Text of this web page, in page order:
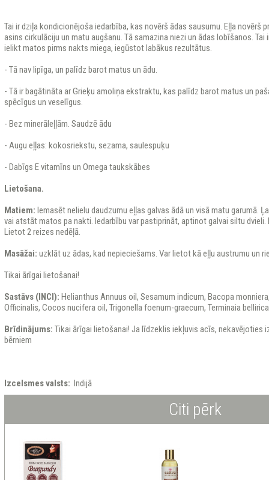
Tai ir dziļa kondicionējoša iedarbība, kas novērš ādas sausumu. Eļļa novērš
asins cirkulāciju un matu augšanu. Tā samazina niezi un ādas lobīšanos.
ielikt matos pirms nakts miega, iegūstot labākus rezultātus.
- Tā nav lipīga, un palīdz barot matus un ādu.
- Tā ir bagātināta ar Grieķu amoliņa ekstraktu, kas palīdz barot matus un
spēcīgus un veselīgus.
- Bez minerāleļļām. Saudzē ādu
- Augu eļļas: kokosriekstu, sezama, saulespuķu
- Dabīgs E vitamīns un Omega taukskābes
Lietošana.
Matiem: Iemasēt nelielu daudzumu eļļas galvas ādā un visā matu garumā.
vai atstāt matos pa nakti. Iedarbību var pastiprināt, aptinot galvai siltu dvieli.
Lietot 2 reizes nedēļā.
Masāžai: uzklāt uz ādas, kad nepieciešams. Var lietot kā eļļu austrumu un
Tikai ārīgai lietošanai!
Sastāvs (INCI): Helianthus Annuus oil, Sesamum indicum, Bacopa
Officinalis, Cocos nucifera oil, Trigonella foenum-graecum, Terminaia bellirica
Brīdinājums: Tikai ārīgai lietošanai! Ja līdzeklis iekļuvis acīs, nekavējoties
bērniem
Izcelsmes valsts:
Citi pērk